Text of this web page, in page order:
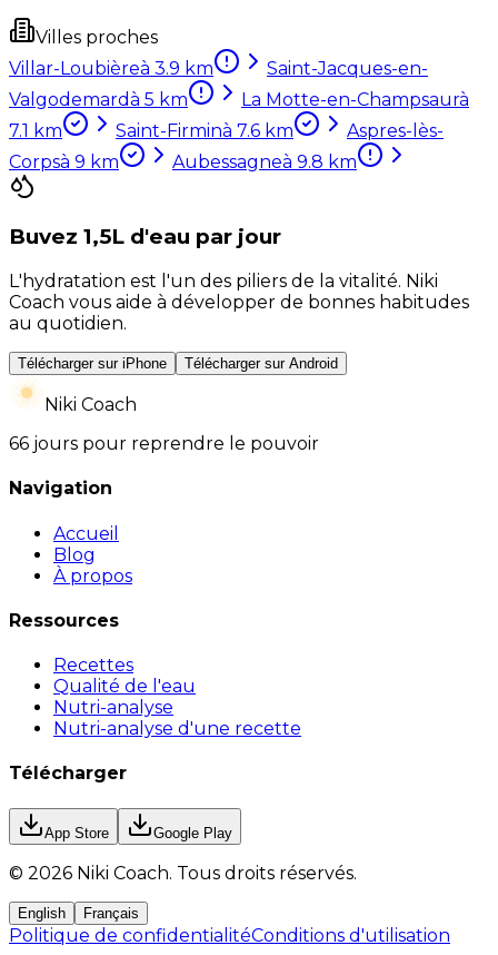
Villes proches
Villar-Loubièreà 3.9 km
Saint-Jacques-en-
Valgodemardà 5 km La Motte-en-Champsaurà
7.1 km Saint-Firminà 7.6 km
Aspres-lès-
Corpsà 9 km Aubessagneà 9.8 km
Buvez 1,5L d'eau par jour
L'hydratation est l'un des piliers de la vitalité. Niki
Coach vous aide à développer de bonnes habitudes
au quotidien.
Télécharger sur iPhone Télécharger sur Android
Niki Coach
66 jours pour reprendre le pouvoir
Navigation
Accueil
Blog
À propos
Ressources
Recettes
Qualité de l'eau
Nutri-analyse
Nutri-analyse d'une recette
Télécharger
App Store Google Play
© 2026 Niki Coach. Tous droits réservés.
English Français
Politique de confidentialitéConditions d'utilisation